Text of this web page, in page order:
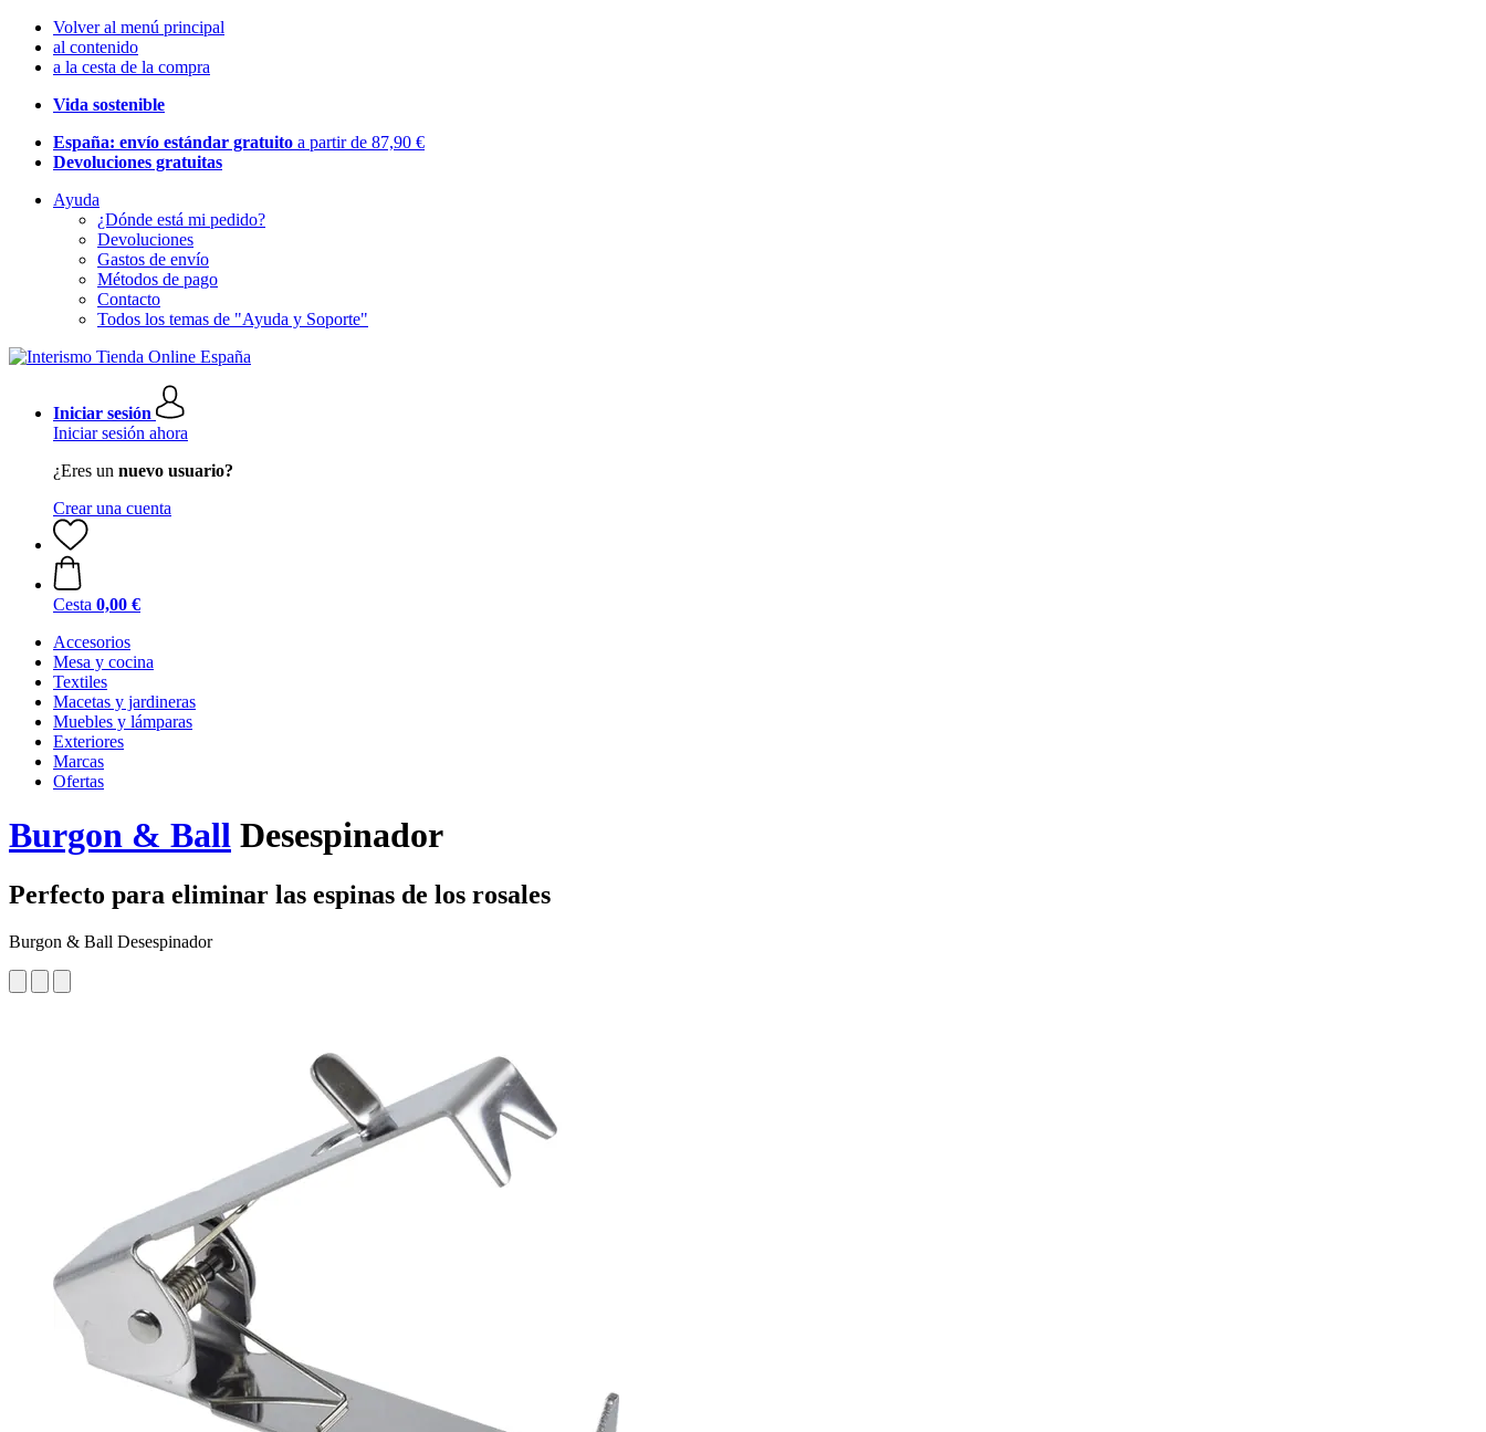
Volver al menú principal
al contenido
a la cesta de la compra
Vida sostenible
España: envío estándar gratuito a partir de 87,90 €
Devoluciones gratuitas
Ayuda
¿Dónde está mi pedido?
Devoluciones
Gastos de envío
Métodos de pago
Contacto
Todos los temas de "Ayuda y Soporte"
Iniciar sesión
Iniciar sesión ahora
¿Eres un nuevo usuario?
Crear una cuenta
Cesta 0,00 €
Accesorios
Mesa y cocina
Textiles
Macetas y jardineras
Muebles y lámparas
Exteriores
Marcas
Ofertas
Burgon & Ball Desespinador
Perfecto para eliminar las espinas de los rosales
Burgon & Ball Desespinador